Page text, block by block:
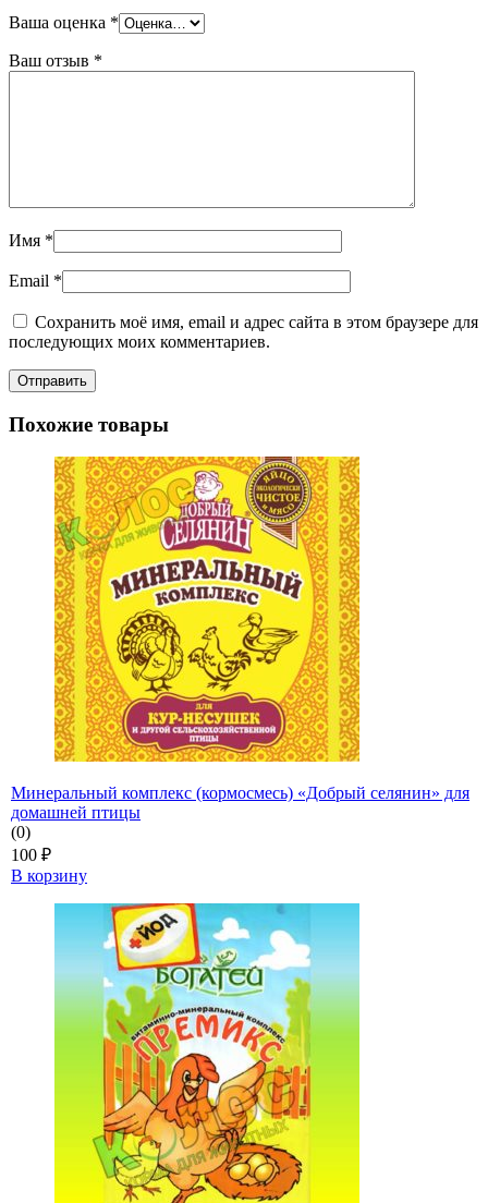
Ваша оценка *
Ваш отзыв *
Имя *
Email *
Сохранить моё имя, email и адрес сайта в этом браузере для
последующих моих комментариев.
Похожие товары
Минеральный комплекс (кормосмесь) «Добрый селянин» для
домашней птицы
(0)
100 ₽
В корзину